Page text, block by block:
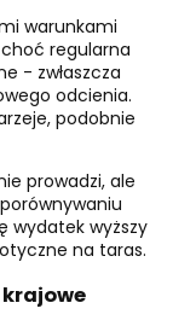
warunkami
regularna
- zwłaszcza
odcienia.
podobnie
prowadzi, ale
wydatek wyższy
na taras.